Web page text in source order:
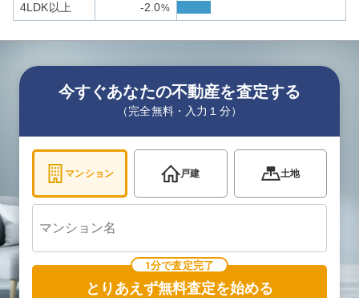
4LDK以上 -2.0%
今すぐあなたの不動産を査定する
（完全無料・入力１分）
マンション 戸建 土地
1分で査定完了
とりあえず無料査定を始める